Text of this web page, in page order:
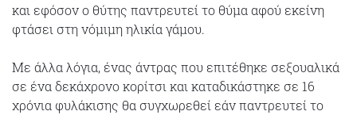
και εφόσον ο θύτης παντρευτεί το θύμα αφού εκείνη
φτάσει στη νόμιμη ηλικία γάμου.
Με άλλα λόγια, ένας άντρας που επιτέθηκε σεξουαλικά
σε ένα δεκάχρονο κορίτσι και καταδικάστηκε σε 16
χρόνια φυλάκισης θα συγχωρεθεί εάν παντρευτεί το